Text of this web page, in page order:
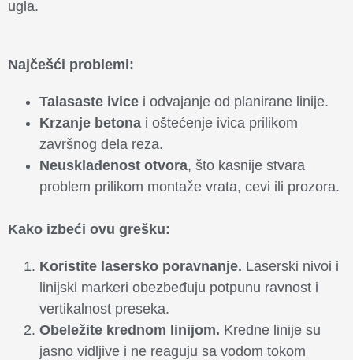
ugla.
Najčešći problemi:
Talasaste ivice i odvajanje od planirane linije.
Krzanje betona i oštećenje ivica prilikom
završnog dela reza.
Neusklađenost otvora, što kasnije stvara
problem prilikom montaže vrata, cevi ili prozora.
Kako izbeći ovu grešku:
Koristite lasersko poravnanje. Laserski nivoi i
linijski markeri obezbeđuju potpunu ravnost i
vertikalnost preseka.
Obeležite krednom linijom. Kredne linije su
jasno vidljive i ne reaguju sa vodom tokom